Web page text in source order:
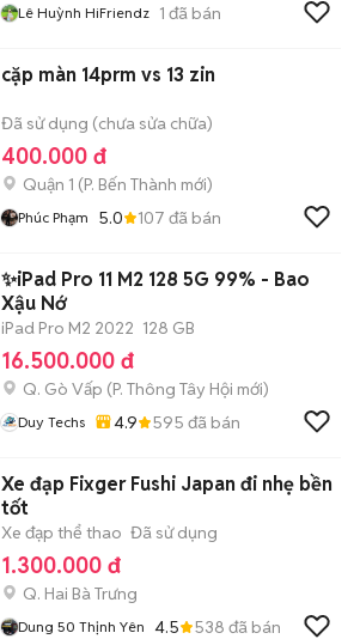
Lê Huỳnh HiFriendz 1 đã bán
cặp màn 14prm vs 13 zin
Đã sử dụng (chưa sửa chữa)
400.000 đ
Quận 1 (P. Bến Thành mới)
Phúc Phạm 5.0 107 đã bán
✨iPad Pro 11 M2 128 5G 99% - Bao
Xậu Nớ
iPad Pro M2 2022 128 GB
16.500.000 đ
Q. Gò Vấp (P. Thông Tây Hội mới)
Duy Techs 4.9 595 đã bán
Xe đạp Fixger Fushi Japan đi nhẹ bền
tốt
Xe đạp thể thao Đã sử dụng
1.300.000 đ
Q. Hai Bà Trưng
Dung 50 Thịnh Yên 4.5 538 đã bán